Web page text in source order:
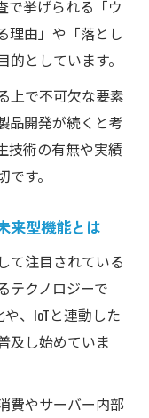
で挙げられる「ウ
理由」や「落とし
としています。
上で不可欠な要素
品開発が続くと考
技術の有無や実績
す。
来型機能とは
て注目されている
テクノロジーで
、IoTと連動した
及し始めていま
費やサーバー内部